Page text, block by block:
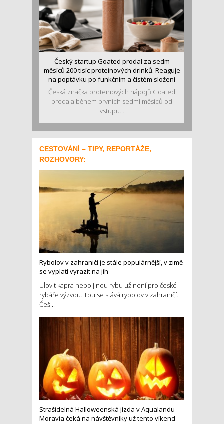
Český startup Goated prodal za sedm
měsíců 200 tisíc proteinových drinků. Reaguje
na poptávku po funkčním a čistém složení
Česká značka proteinových nápojů Goated
prodala během prvních sedmi měsíců od
vstupu...
CESTOVÁNÍ – TIPY, REPORTÁŽE,
ROZHOVORY:
Rybolov v zahraničí je stále populárnější, v zimě
se vyplatí vyrazit na jih
Ulovit kapra nebo jinou rybu už není pro české
rybáře výzvou. Tou se stává rybolov v zahraničí.
Češ...
Strašidelná Halloweenská jízda v Aqualandu
Moravia čeká na návštěvníky už tento víkend